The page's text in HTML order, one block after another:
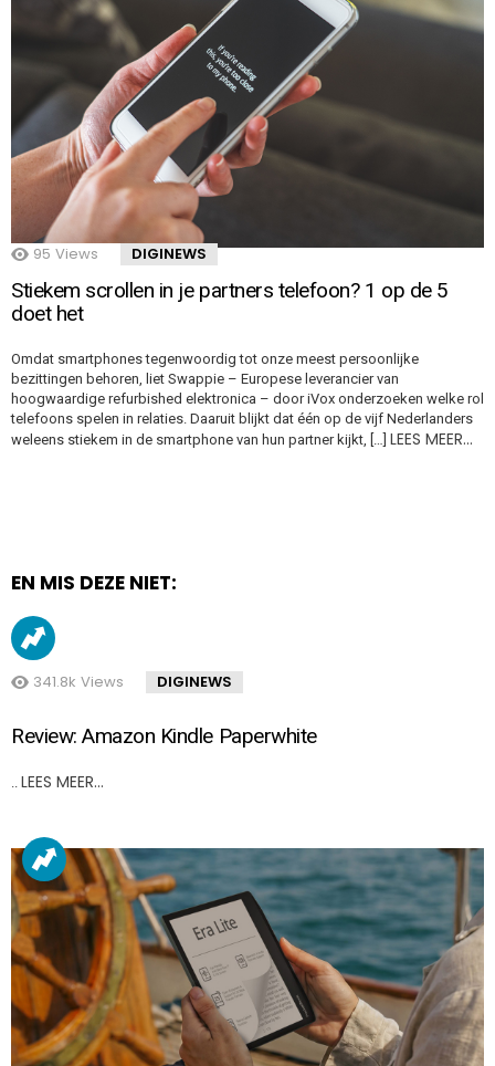
95 Views DIGINEWS
Stiekem scrollen in je partners telefoon? 1 op de 5
doet het
Omdat smartphones tegenwoordig tot onze meest persoonlijke
bezittingen behoren, liet Swappie – Europese leverancier van
hoogwaardige refurbished elektronica – door iVox onderzoeken welke rol
telefoons spelen in relaties. Daaruit blijkt dat één op de vijf Nederlanders
weleens stiekem in de smartphone van hun partner kijkt, […] LEES MEER…
EN MIS DEZE NIET:
341.8k Views DIGINEWS
Review: Amazon Kindle Paperwhite
LEES MEER…